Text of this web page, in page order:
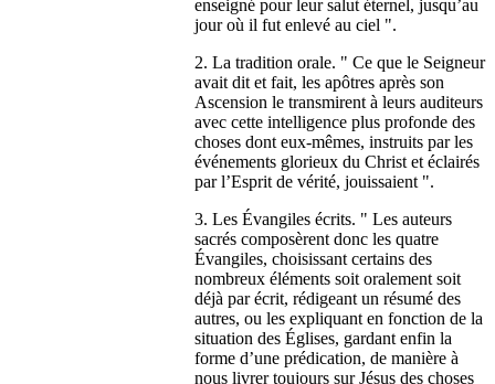
enseigné pour leur salut éternel, jusqu’au
jour où il fut enlevé au ciel ".
2. La tradition orale. " Ce que le Seigneur
avait dit et fait, les apôtres après son
Ascension le transmirent à leurs auditeurs
avec cette intelligence plus profonde des
choses dont eux-mêmes, instruits par les
événements glorieux du Christ et éclairés
par l’Esprit de vérité, jouissaient ".
3. Les Évangiles écrits. " Les auteurs
sacrés composèrent donc les quatre
Évangiles, choisissant certains des
nombreux éléments soit oralement soit
déjà par écrit, rédigeant un résumé des
autres, ou les expliquant en fonction de la
situation des Églises, gardant enfin la
forme d’une prédication, de manière à
nous livrer toujours sur Jésus des choses